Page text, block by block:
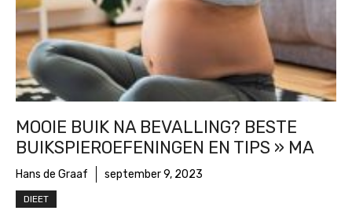
MOOIE BUIK NA BEVALLING? BESTE
BUIKSPIEROEFENINGEN EN TIPS » MA
Hans de Graaf september 9, 2023
DIEET